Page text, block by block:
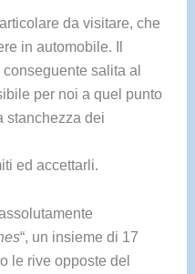
da visitare, che
in automobile. Il
salita al
per noi a quel punto
stanchezza dei
ed accettarli.
“, un insieme di 17
le rive opposte del